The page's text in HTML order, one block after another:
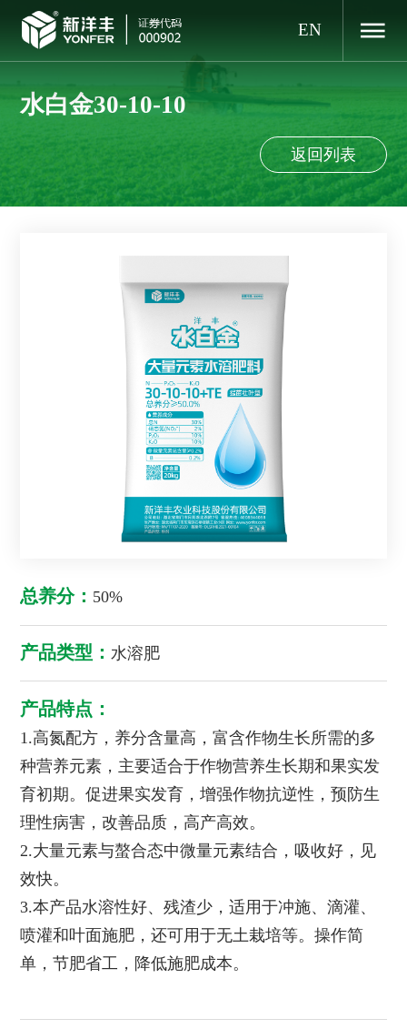
EN
水白金30-10-10
返回列表
总养分： 50%
产品类型： 水溶肥
产品特点：
1.高氮配方，养分含量高，富含作物生长所需的多
种营养元素，主要适合于作物营养生长期和果实发
育初期。促进果实发育，增强作物抗逆性，预防生
理性病害，改善品质，高产高效。
2.大量元素与螯合态中微量元素结合，吸收好，见
效快。
3.本产品水溶性好、残渣少，适用于冲施、滴灌、
喷灌和叶面施肥，还可用于无土栽培等。操作简
单，节肥省工，降低施肥成本。